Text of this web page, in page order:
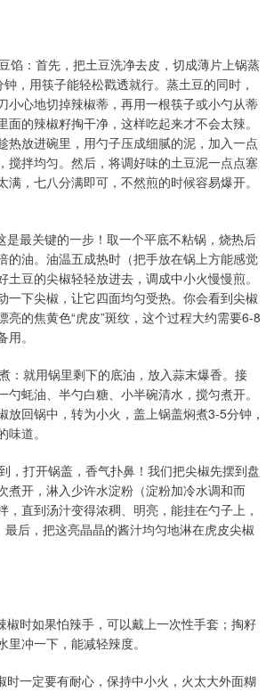
馅：首先，把土豆洗净去皮，切成薄片上锅蒸
，用筷子能轻松戳透就行。蒸土豆的同时，
小心地切掉辣椒蒂，再用一根筷子或小勺从蒂
面的辣椒籽掏干净，这样吃起来才不会太辣。
热放进碗里，用勺子压成细腻的泥，加入一点
搅拌均匀。然后，将调好味的土豆泥一点点塞
满，七八分满即可，不然煎的时候容易爆开。
是最关键的一步！取一个平底不粘锅，烧热后
的油。油温五成热时（把手放在锅上方能感觉
土豆的尖椒轻轻放进去，调成中小火慢慢煎。
一下尖椒，让它四面均匀受热。你会看到尖椒
亮的焦黄色“虎皮”斑纹，这个过程大约需要6-8
。
：就用锅里剩下的底油，放入蒜末爆香。接
勺蚝油、半勺白糖、小半碗清水，搅匀煮开。
放回锅中，转为小火，盖上锅盖焖煮3-5分钟，
道。
，打开锅盖，香气扑鼻！我们把尖椒先摆到盘
煮开，淋入少许水淀粉（淀粉加冷水调和而
，直到汤汁变得浓稠、明亮，能挂在勺子上，
最后，把这亮晶晶的酱汁均匀地淋在虎皮尖椒
椒时如果怕辣手，可以戴上一次性手套；掏籽
冲一下，能减轻辣度。
时一定要有耐心，保持中小火，火太大外面糊